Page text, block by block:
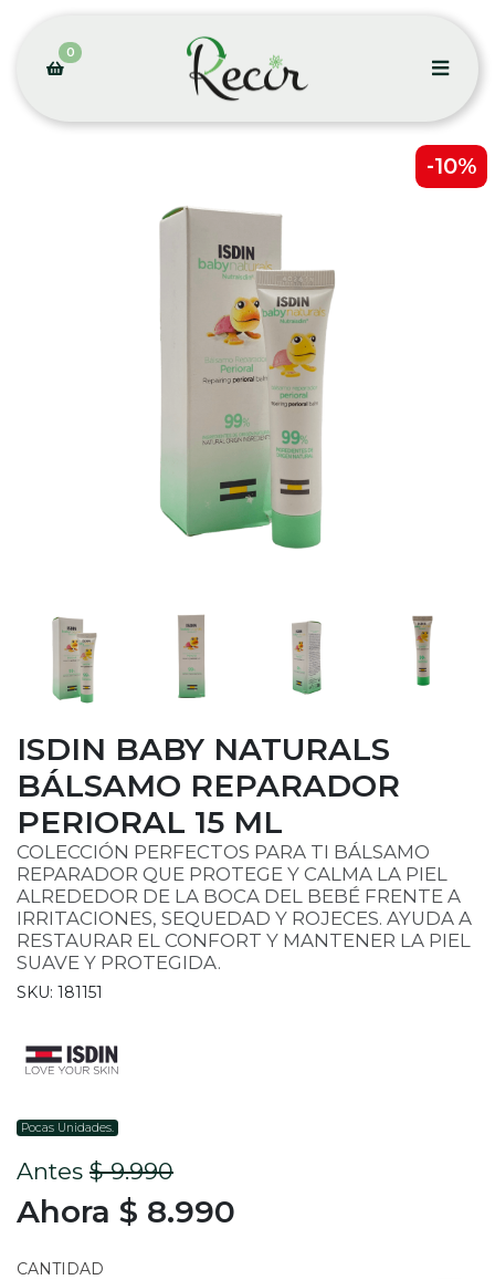
0
-10%
ISDIN BABY NATURALS
BÁLSAMO REPARADOR
PERIORAL 15 ML
COLECCIÓN PERFECTOS PARA TI BÁLSAMO
REPARADOR QUE PROTEGE Y CALMA LA PIEL
ALREDEDOR DE LA BOCA DEL BEBÉ FRENTE A
IRRITACIONES, SEQUEDAD Y ROJECES. AYUDA A
RESTAURAR EL CONFORT Y MANTENER LA PIEL
SUAVE Y PROTEGIDA.
SKU: 181151
Pocas Unidades.
Antes $ 9.990
Ahora $ 8.990
CANTIDAD